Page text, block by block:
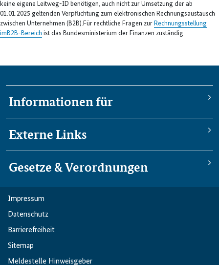
keine eigene Leitweg-ID benötigen, auch nicht zur Umsetzung der ab
01.01.2025 geltenden Verpflichtung zum elektronischen Rechnungsaustausch
zwischen Unternehmen (B2B).Für rechtliche Fragen zur Rechnungsstellung
im B2B-Bereich ist das Bundesministerium der Finanzen zuständig.
Informationen für
Externe Links
Gesetze & Verordnungen
Impressum
Datenschutz
Barriere­freiheit
Sitemap
Meldestelle Hinweisgeber